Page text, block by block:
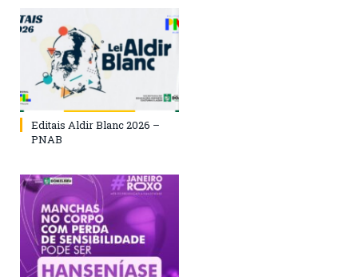
Editais Aldir Blanc 2026 –
PNAB